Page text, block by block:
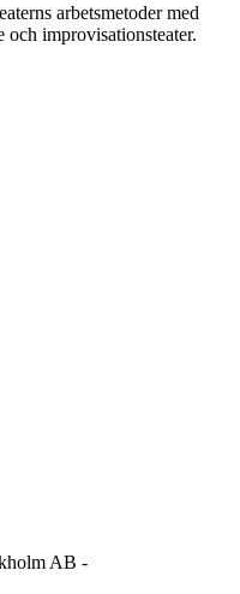
arbetsmetoder med
och improvisationsteater.
AB -